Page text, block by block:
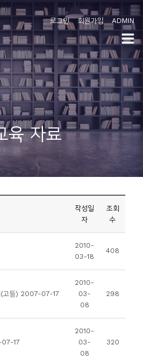
로그인 회원가입 ADMIN
육 자료
작성일
자
조회
수
2010-
03-18
408
(고등) 2007-07-17
2010-
03-
08
298
07-17
2010-
03-
08
320